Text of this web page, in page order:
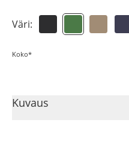
Väri:
Koko*
Kuvaus